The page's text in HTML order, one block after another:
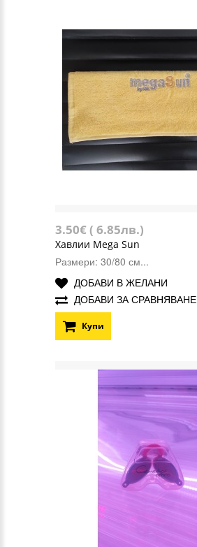
3.50€ ( 6.85лв.)
Хавлии Mega Sun
Размери: 30/80 см...
ДОБАВИ В ЖЕЛАНИ
ДОБАВИ ЗА СРАВНЯВАНЕ
Купи